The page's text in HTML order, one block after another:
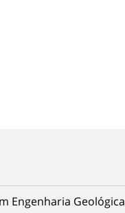
Engenharia Geológica